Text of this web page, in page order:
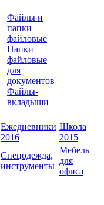
Файлы и
папки
файловые
Папки
файловые
для
документов
Файлы-
вкладыши
Ежедневники
2016
Школа
2015
Спецодежда,
инструменты
Мебель
для
офиса